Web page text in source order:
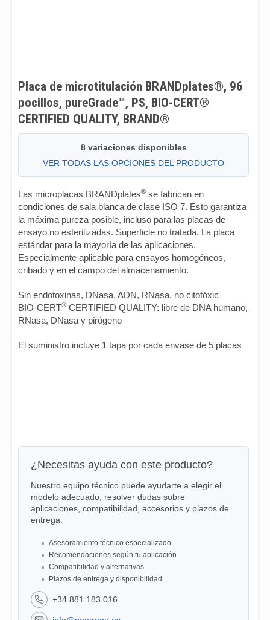
Placa de microtitulación BRANDplates®, 96
pocillos, pureGrade™, PS, BIO-CERT®
CERTIFIED QUALITY, BRAND®
8 variaciones disponibles
VER TODAS LAS OPCIONES DEL PRODUCTO
Las microplacas BRANDplates® se fabrican en
condiciones de sala blanca de clase ISO 7. Esto garantiza
la máxima pureza posible, incluso para las placas de
ensayo no esterilizadas. Superficie no tratada. La placa
estándar para la mayoría de las aplicaciones.
Especialmente aplicable para ensayos homogéneos,
cribado y en el campo del almacenamiento.
Sin endotoxinas, DNasa, ADN, RNasa, no citotóxic
BIO-CERT® CERTIFIED QUALITY: libre de DNA humano,
RNasa, DNasa y pirógeno
El suministro incluye 1 tapa por cada envase de 5 placas
¿Necesitas ayuda con este producto?
Nuestro equipo técnico puede ayudarte a elegir el
modelo adecuado, resolver dudas sobre
aplicaciones, compatibilidad, accesorios y plazos de
entrega.
Asesoramiento técnico especializado
Recomendaciones según tu aplicación
Compatibilidad y alternativas
Plazos de entrega y disponibilidad
+34 881 183 016